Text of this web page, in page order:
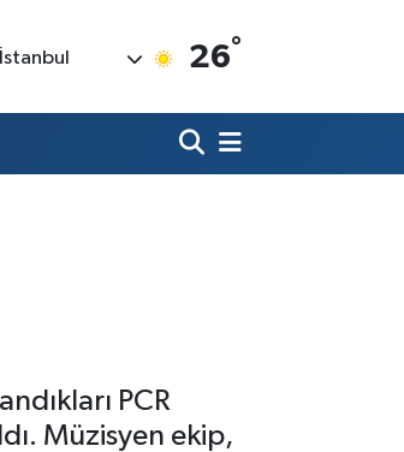
İstanbul 26°
PCR
Müzisyen ekip,